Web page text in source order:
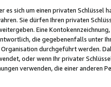
es sich um einen privaten
Sie dürfen Ihren privaten
Eine
die gegebenenfalls unter
durchgeführt werden.
oder wenn Ihr privater
verwenden, die einer anderen